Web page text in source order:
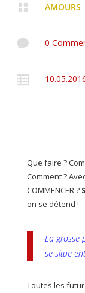
 AMOURS
 0

Que faire ?
Comment ?
COMMENCER ?
on se détend !
La grosse
se situe
Toutes les